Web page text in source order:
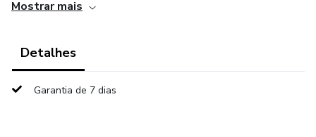
✅ Atividades criativas que fortalecem a fé
✅ Lições de valores como amor, obediência, respeito e
Mostrar mais
Detalhes
Garantia de 7 dias